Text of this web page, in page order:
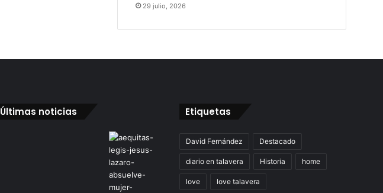
29 julio, 2026
Últimas noticias Etiquetas
David Fernández Destacado
diario en talavera Historia home
love love talavera